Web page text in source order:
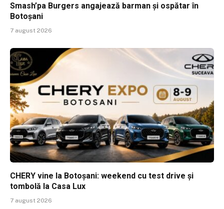
Smash’pa Burgers angajează barman și ospătar în
Botoșani
7 august 2026
CHERY vine la Botoșani: weekend cu test drive și
tombolă la Casa Lux
7 august 2026